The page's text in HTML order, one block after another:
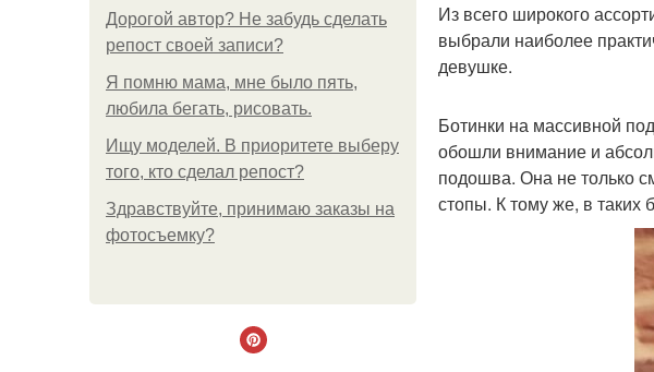
Дорогой автор? Не забудь сделать
репост своей записи?
Я помню мама, мне было пять,
любила бегать, рисовать.
Ищу моделей. В приоритете выберу
того, кто сделал репост?
Здравствуйте, принимаю заказы на
фотосъемку?
Из всего широкого
выбрали наиболее
девушке.
Ботинки на массивной
обошли внимание и
подошва. Она не только
стопы. К тому же, в таких